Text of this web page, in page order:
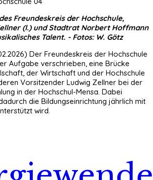
Freundeskreis der Hochschule,
(l.) und Stadtrat Norbert Hoffmann
Talent. - Fotos: W. Götz
Der Freundeskreis der Hochschule
Aufgabe verschrieben, eine Brücke
der Wirtschaft und der Hochschule
Vorsitzender Ludwig Zellner bei der
in der Hochschul-Mensa. Dabei
die Bildungseinrichtung jährlich mit
wird.